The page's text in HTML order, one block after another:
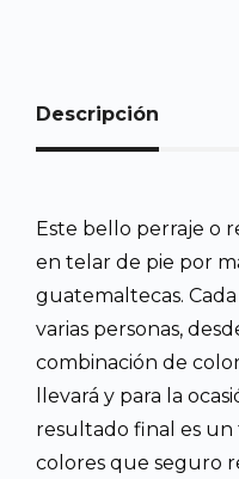
Descripción
Este bello perraje o
en telar de pie por
guatemaltecas.
varias personas,
combinación de
llevará y para la
resultado final es un
colores que seguro